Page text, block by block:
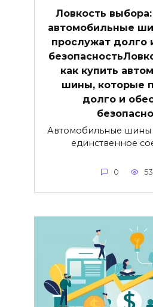
Ловкость выбора:
автомобильные
прослужат долго
как купить
шины, которые
долго и
Автомобильные шины
единственное
0